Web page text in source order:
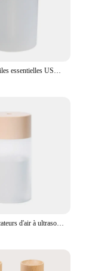
Diffuseur d'huiles essentielles USB pour bureau, mini humidificateur d'air pour voiture, brumisateur domestique, pulvérisateur avec veilleuses LED, 260ml
Mini humidificateurs d'air à ultrasons, diffuseur USB, supporter ficateur d'huiles essentielles, lumière LED, arôme, anion, brumisateur pour voiture et maison, 260ml